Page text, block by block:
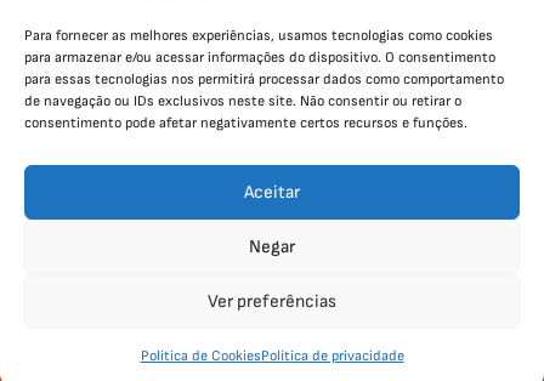
Para fornecer as melhores experiências, usamos tecnologias como cookies
para armazenar e/ou acessar informações do dispositivo. O consentimento
para essas tecnologias nos permitirá processar dados como comportamento
de navegação ou IDs exclusivos neste site. Não consentir ou retirar o
consentimento pode afetar negativamente certos recursos e funções.
Aceitar
Negar
Ver preferências
Política de CookiesPolítica de privacidade
Institucional
Contato
Agência Wert.